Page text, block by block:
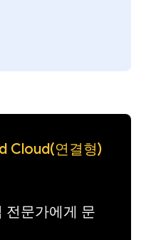
Cloud(연결형)
문가에게 문